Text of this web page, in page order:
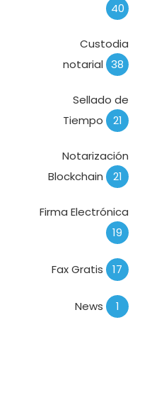
40
Custodia
notarial 38
Sellado de
Tiempo
21
Notarización
Blockchain
21
Firma Electrónica
19
Fax Gratis 17
News 1